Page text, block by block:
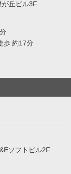
丘ビル3F
歩 約17分
ソフトビル2F